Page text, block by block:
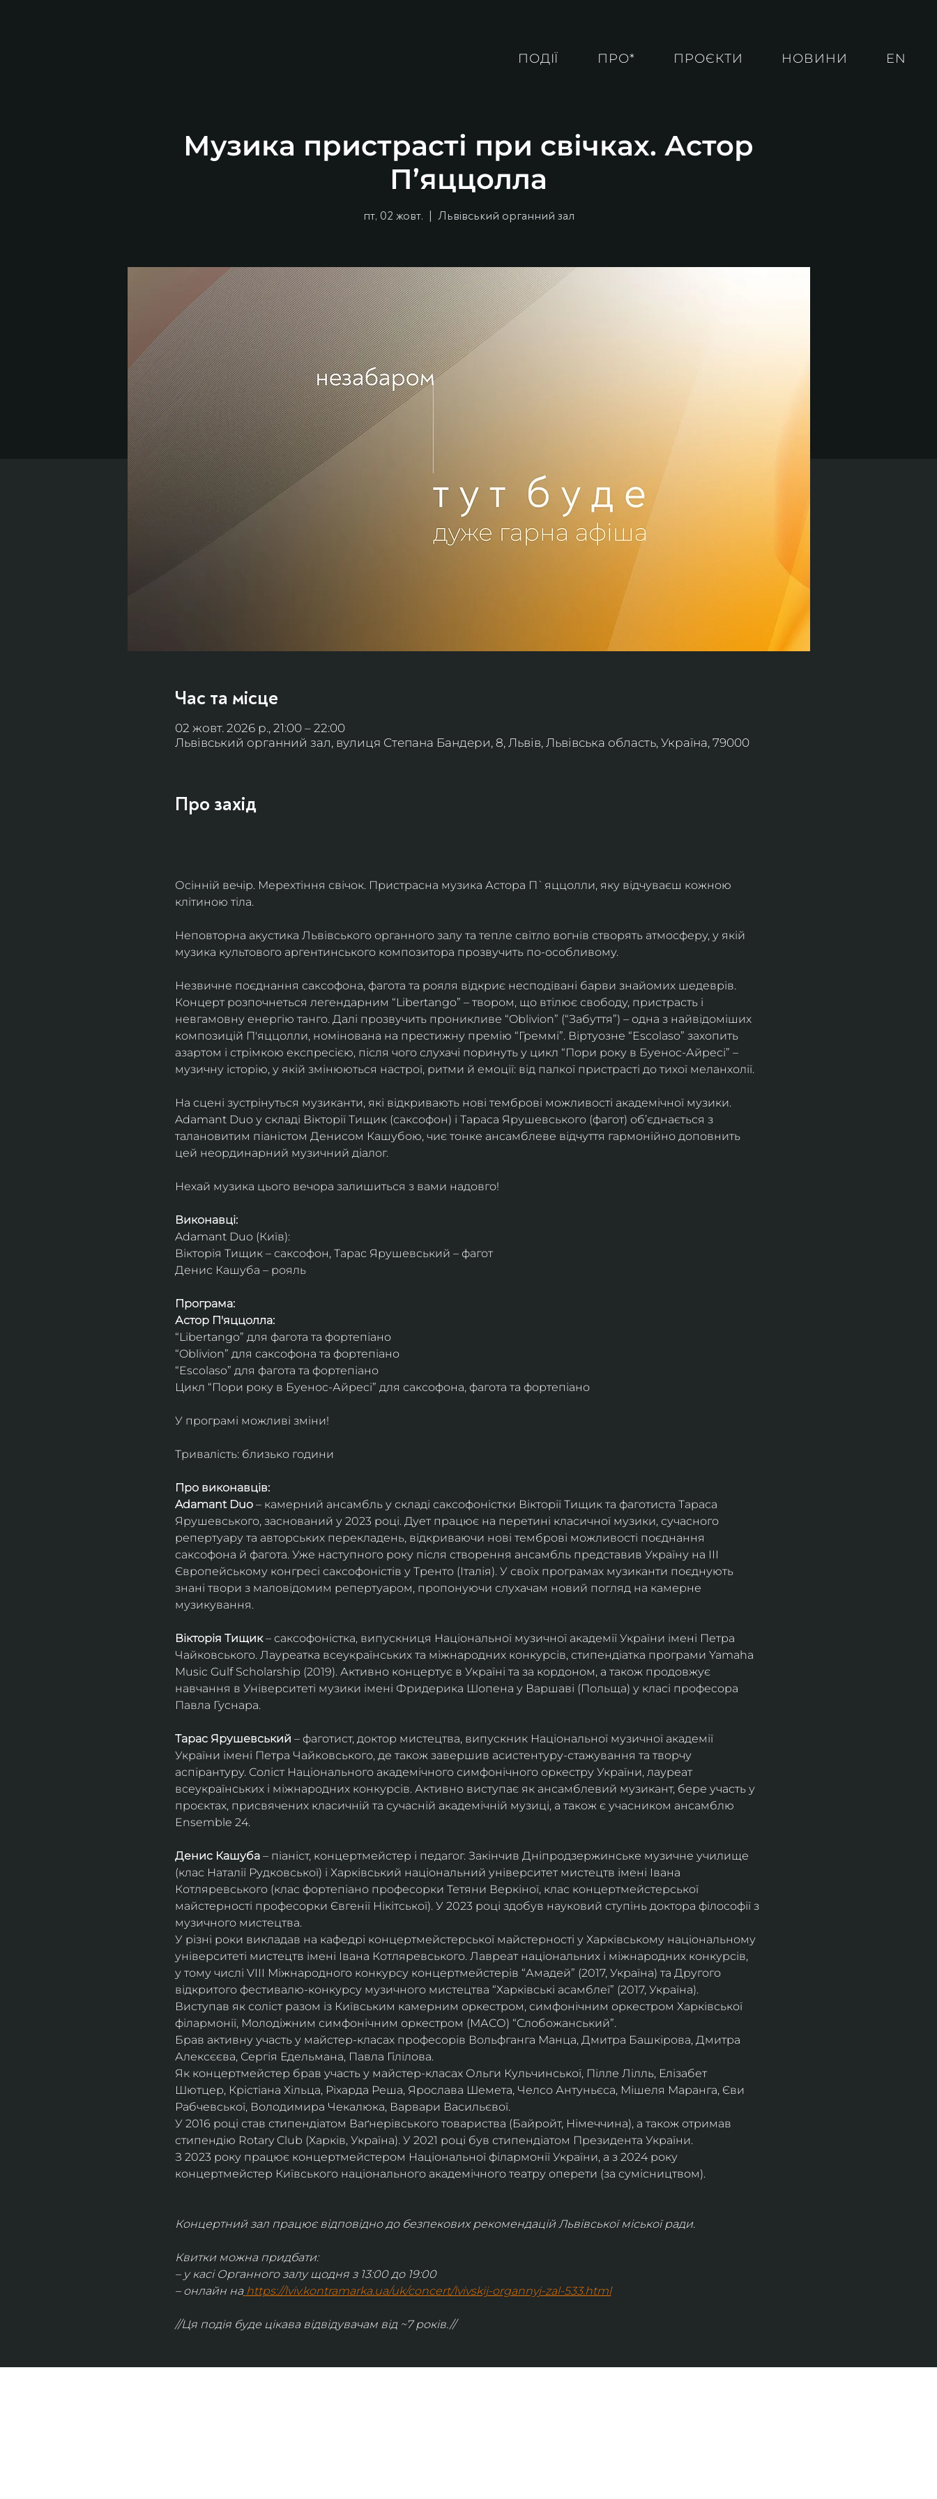
ПОДІЇ ПРО* ПРОЄКТИ НОВИНИ EN
Музика пристрасті при свічках. Астор
П’яццолла
пт, 02 жовт.
  |
Львівський органний зал
Час та місце
02 жовт. 2026 р., 21:00 – 22:00
Львівський органний зал, вулиця Степана Бандери, 8, Львів, Львівська область, Україна, 79000
Про захід
Осінній вечір. Мерехтіння свічок. Пристрасна музика Астора П`яццолли, яку відчуваєш кожною
клітиною тіла.
Неповторна акустика Львівського органного залу та тепле світло вогнів створять атмосферу, у якій
музика культового аргентинського композитора прозвучить по-особливому.
Незвичне поєднання саксофона, фагота та рояля відкриє несподівані барви знайомих шедеврів.
Концерт розпочнеться легендарним “Libertango” – твором, що втілює свободу, пристрасть і
невгамовну енергію танго. Далі прозвучить проникливе “Oblivion” (“Забуття”) – одна з найвідоміших
композицій П'яццолли, номінована на престижну премію “Греммі”. Віртуозне “Escolaso” захопить
азартом і стрімкою експресією, після чого слухачі поринуть у цикл “Пори року в Буенос-Айресі” –
музичну історію, у якій змінюються настрої, ритми й емоції: від палкої пристрасті до тихої меланхолії.
На сцені зустрінуться музиканти, які відкривають нові темброві можливості академічної музики.
Adamant Duo у складі Вікторії Тищик (саксофон) і Тараса Ярушевського (фагот) об’єднається з
талановитим піаністом Денисом Кашубою, чиє тонке ансамблеве відчуття гармонійно доповнить
цей неординарний музичний діалог.
Нехай музика цього вечора залишиться з вами надовго!
Виконавці:
Adamant Duo (Київ):
Вікторія Тищик – саксофон, Тарас Ярушевський – фагот
Денис Кашуба – рояль
Програма:
Астор П'яццолла:
“Libertango” для фагота та фортепіано
“Oblivion” для саксофона та фортепіано
“Escolaso” для фагота та фортепіано
Цикл “Пори року в Буенос-Айресі” для саксофона, фагота та фортепіано
У програмі можливі зміни!
Тривалість: близько години
Про виконавців:
Adamant Duo – камерний ансамбль у складі саксофоністки Вікторії Тищик та фаготиста Тараса
Ярушевського, заснований у 2023 році. Дует працює на перетині класичної музики, сучасного
репертуару та авторських перекладень, відкриваючи нові темброві можливості поєднання
саксофона й фагота. Уже наступного року після створення ансамбль представив Україну на ІІІ
Європейському конгресі саксофоністів у Тренто (Італія). У своїх програмах музиканти поєднують
знані твори з маловідомим репертуаром, пропонуючи слухачам новий погляд на камерне
музикування.
Вікторія Тищик – саксофоністка, випускниця Національної музичної академії України імені Петра
Чайковського. Лауреатка всеукраїнських та міжнародних конкурсів, стипендіатка програми Yamaha
Music Gulf Scholarship (2019). Активно концертує в Україні та за кордоном, а також продовжує
навчання в Університеті музики імені Фридерика Шопена у Варшаві (Польща) у класі професора
Павла Гуснара.
Тарас Ярушевський – фаготист, доктор мистецтва, випускник Національної музичної академії
України імені Петра Чайковського, де також завершив асистентуру-стажування та творчу
аспірантуру. Соліст Національного академічного симфонічного оркестру України, лауреат
всеукраїнських і міжнародних конкурсів. Активно виступає як ансамблевий музикант, бере участь у
проєктах, присвячених класичній та сучасній академічній музиці, а також є учасником ансамблю
Ensemble 24.
Денис Кашуба – піаніст, концертмейстер і педагог. Закінчив Дніпродзержинське музичне училище
(клас Наталії Рудковської) і Харківський національний університет мистецтв імені Івана
Котляревського (клас фортепіано професорки Тетяни Веркіної, клас концертмейстерської
майстерності професорки Євгенії Нікітської). У 2023 році здобув науковий ступінь доктора філософії з
музичного мистецтва.
У різні роки викладав на кафедрі концертмейстерської майстерності у Харківському національному
університеті мистецтв імені Івана Котляревського. Лавреат національних і міжнародних конкурсів,
у тому числі VIII Міжнародного конкурсу концертмейстерів “Амадей” (2017, Україна) та Другого
відкритого фестивалю-конкурсу музичного мистецтва “Харківські асамблеї” (2017, Україна).
Виступав як соліст разом із Київським камерним оркестром, симфонічним оркестром Харківської
філармонії, Молодіжним симфонічним оркестром (МАСО) “Слобожанський”.
Брав активну участь у майстер-класах професорів Вольфганга Манца, Дмитра Башкірова, Дмитра
Алексєєва, Сергія Едельмана, Павла Гілілова.
Як концертмейстер брав участь у майстер-класах Ольги Кульчинської, Пілле Лілль, Елізабет
Шютцер, Крістіана Хільца, Ріхарда Реша, Ярослава Шемета, Челсо Антуньєса, Мішеля Маранга, Єви
Рабчевської, Володимира Чекалюка, Варвари Васильєвої.
У 2016 році став стипендіатом Ваґнерівського товариства (Байройт, Німеччина), а також отримав
стипендію Rotary Club (Харків, Україна). У 2021 році був стипендіатом Президента України.
З 2023 року працює концертмейстером Національної філармонії України, а з 2024 року
концертмейстер Київського національного академічного театру оперети (за сумісництвом).
Концертний зал працює відповідно до безпекових рекомендацій Львівської міської ради.
Квитки можна придбати:
– у касі Органного залу щодня з 13:00 до 19:00
– онлайн на https://lviv.kontramarka.ua/uk/concert/lvivskij-organnyj-zal-533.html
//Ця подія буде цікава відвідувачам від ~7 років.//